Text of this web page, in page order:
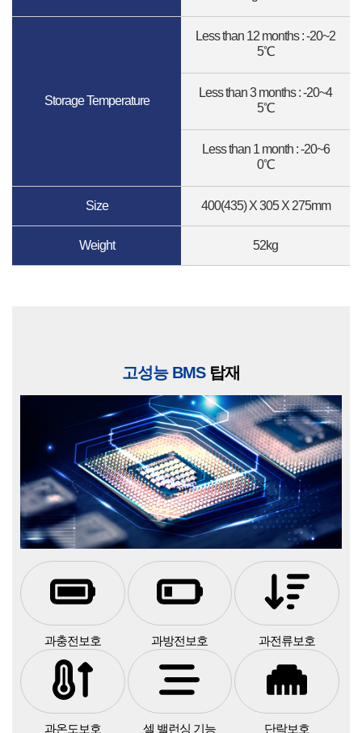
Storage Temperature
Less than 12 months : -20~2
5℃
Less than 3 months : -20~4
5℃
Less than 1 month : -20~6
0℃
Size 400(435) X 305 X 275mm
Weight 52kg
고성능 BMS탑재
과충전보호 과방전보호 과전류보호
과온도보호 셀 밸런싱 기능 단락보호